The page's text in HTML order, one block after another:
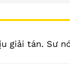
giải tán. Sư